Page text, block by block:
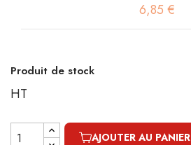
6,85 €
Produit de stock
HT
AJOUTER AU PANIER